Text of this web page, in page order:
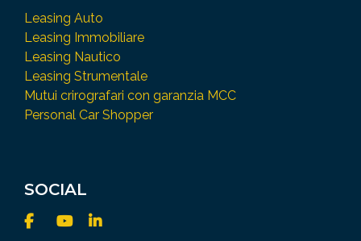
Leasing Auto
Leasing Immobiliare
Leasing Nautico
Leasing Strumentale
Mutui crirografari con garanzia MCC
Personal Car Shopper
SOCIAL